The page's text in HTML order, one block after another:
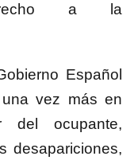
a la
Español
vez más en
del ocupante,
desapariciones,